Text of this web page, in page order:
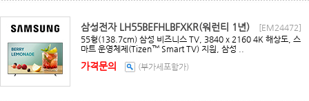
삼성전자 LH55BEFHLBFXKR(워런티 1년)
[EM24472]
55형(138.7cm) 삼성 비즈니스 TV, 3840 x 2160 4K 해상도, 스
마트 운영체제(Tizen™ Smart TV) 지원, 삼성 ..
가격문의 (부가세포함가)